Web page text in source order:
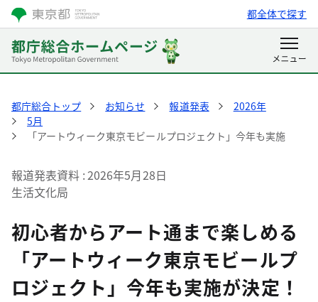
都全体で探す
都庁総合トップ お知らせ 報道発表
2026年
5月
「アートウィーク東京モビールプロジェクト」今年も実施
報道発表資料 2026年5月28日
生活文化局
初心者からアート通まで楽しめる
「アートウィーク東京モビールプ
ロジェクト」今年も実施が決定！